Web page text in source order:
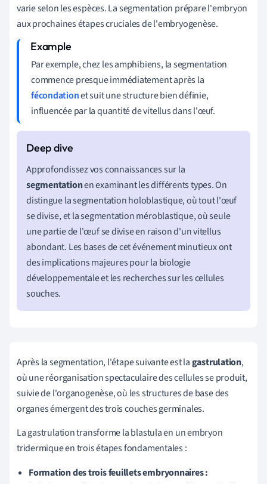
varie selon les espèces. La segmentation prépare l'embryon
aux prochaines étapes cruciales de l'embryogenèse.
Par exemple, chez les amphibiens, la segmentation
commence presque immédiatement après la
fécondationet suit une structure bien définie,
influencée par la quantité de vitellus dans l'œuf.
Approfondissez vos connaissances sur la
segmentationen examinant les différents types. On
distingue la segmentation holoblastique, où tout l'œuf
se divise, et la segmentation méroblastique, où seule
une partie de l'œuf se divise en raison d'un vitellus
abondant. Les bases de cet événement minutieux ont
des implications majeures pour la biologie
développementale et les recherches sur les cellules
souches.
Après la segmentation, l'étape suivante est lagastrulation,
où une réorganisation spectaculaire des cellules se produit,
suivie de l'organogenèse, où les structures de base des
organes émergent des trois couches germinales.
La gastrulation transforme la blastula en un embryon
tridermique en trois étapes fondamentales :
Formation des trois feuillets embryonnaires :